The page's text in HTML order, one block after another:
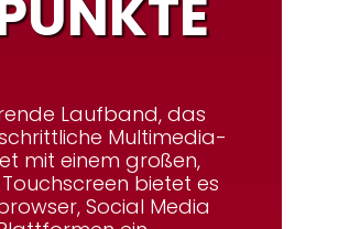
Laufband, das
Multimedia-
mit einem großen,
bietet es
Social Media